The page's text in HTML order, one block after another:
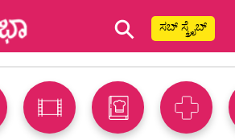
⚲ ಸಬ್ ಸ್ಕ್ರೈಬ್